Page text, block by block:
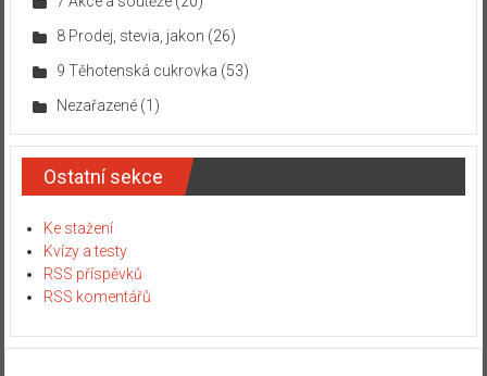
8 Prodej, stevia, jakon (26)
9 Těhotenská cukrovka (53)
Nezařazené(1)
Ostatní sekce
Ke stažení
Kvízy a testy
RSS příspěvků
RSS komentářů